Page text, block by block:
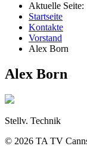
Aktuelle Seite:
Startseite
Kontakte
Vorstand
Alex Born
Alex Born
Stellv. Technik
© 2026 TA TV